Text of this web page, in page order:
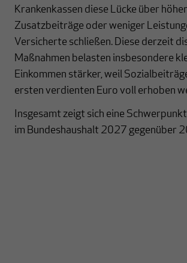
Krankenkassen diese Lücke über
Zusatzbeiträge oder weniger
Versicherte schließen. Diese derzeit
Maßnahmen belasten insbesondere
Einkommen stärker, weil
ersten verdienten Euro voll erhoben
Insgesamt zeigt sich eine
im Bundeshaushalt 2027 gegenüber